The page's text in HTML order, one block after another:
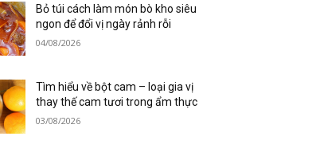
Bỏ túi cách làm món bò kho siêu
ngon để đổi vị ngày rảnh rỗi
04/08/2026
Tìm hiểu về bột cam – loại gia vị
thay thế cam tươi trong ẩm thực
03/08/2026